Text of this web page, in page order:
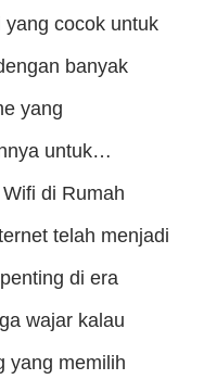
cocok untuk
banyak
yang
untuk…
di Rumah
telah menjadi
di era
wajar kalau
yang memilih